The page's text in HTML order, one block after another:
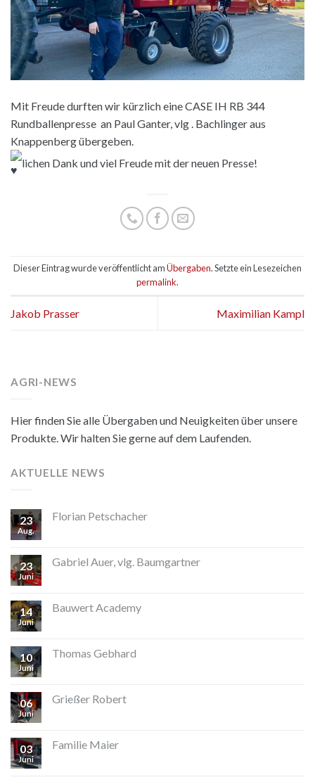
Mit Freude durften wir kürzlich eine CASE IH RB 344
Rundballenpresse an Paul Ganter, vlg . Bachlinger aus
Knappenberg übergeben.
lichen Dank und viel Freude mit der neuen Presse!
Dieser Eintrag wurde veröffentlicht amÜbergaben. Setzte ein Lesezeichen
permalink.
Jakob Prasser Maximilian Kampl
AGRI-NEWS
Hier finden Sie alle Übergaben und Neuigkeiten über unsere
Produkte. Wir halten Sie gerne auf dem Laufenden.
AKTUELLE NEWS
23
Aug.
Florian Petschacher
23
Juni
Gabriel Auer, vlg. Baumgartner
14
Juni
Bauwert Academy
10
Juni
Thomas Gebhard
06
Juni
Grießer Robert
03
Juni
Familie Maier